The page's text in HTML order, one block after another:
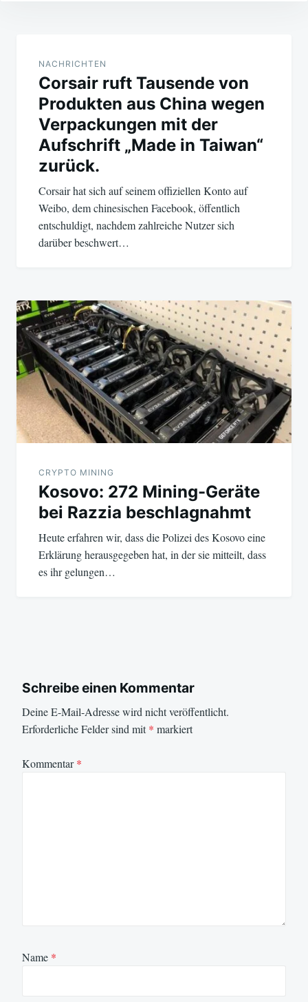
NACHRICHTEN
Corsair ruft Tausende von
Produkten aus China wegen
Verpackungen mit der
Aufschrift „Made in Taiwan“
zurück.
Corsair hat sich auf seinem offiziellen Konto auf
Weibo, dem chinesischen Facebook, öffentlich
entschuldigt, nachdem zahlreiche Nutzer sich
darüber beschwert…
CRYPTO MINING
Kosovo: 272 Mining-Geräte
bei Razzia beschlagnahmt
Heute erfahren wir, dass die Polizei des Kosovo eine
Erklärung herausgegeben hat, in der sie mitteilt, dass
es ihr gelungen…
Schreibe einen Kommentar
Deine E-Mail-Adresse wird nicht veröffentlicht.
Erforderliche Felder sind mit* markiert
Kommentar*
Name *